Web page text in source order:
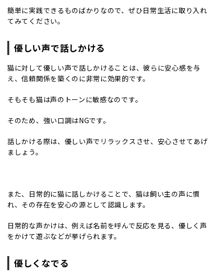
簡単に実践できるものばかりなので、ぜひ日常生活に取り入れ
てみてください。
優しい声で話しかける
猫に対して優しい声で話しかけることは、彼らに安心感を与
え、信頼関係を築くのに非常に効果的です。
そもそも猫は声のトーンに敏感なのです。
そのため、強い口調はNGです。
話しかける際は、優しい声でリラックスさせ、安心させてあげ
ましょう。
また、日常的に猫に話しかけることで、猫は飼い主の声に慣
れ、その存在を安心の源として認識します。
日常的な声かけは、例えば名前を呼んで反応を見る、優しく声
をかけて遊ぶなどが挙げられます。
優しくなでる